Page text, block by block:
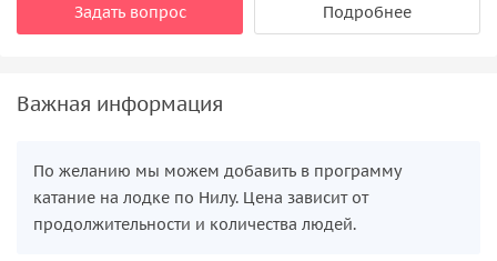
Задать вопрос Подробнее
Важная информация
По желанию мы можем добавить в программу
катание на лодке по Нилу. Цена зависит от
продолжительности и количества людей.